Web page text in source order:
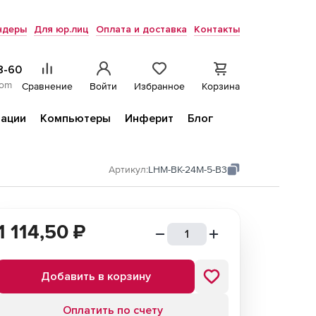
Для юр.лиц Оплата и доставка Контакты
60
Сравнение Войти Избранное Корзина
Компьютеры Инферит Блог
Артикул:LHM-BK-24M-5-B3
114,50 ₽
Добавить в корзину
Оплатить по счету